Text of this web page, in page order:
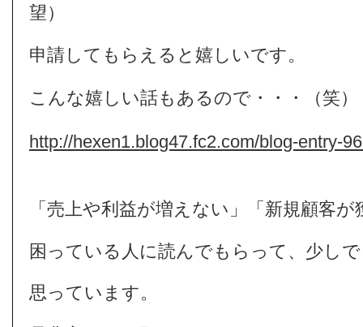
望）
申請してもらえると嬉しいです。
こんな嬉しい話もあるので・・・（笑）
http://hexen1.blog47.fc2.com/blog-entry-
「売上や利益が増えない」「新規顧客
困っている人に読んでもらって、少し
思っています。